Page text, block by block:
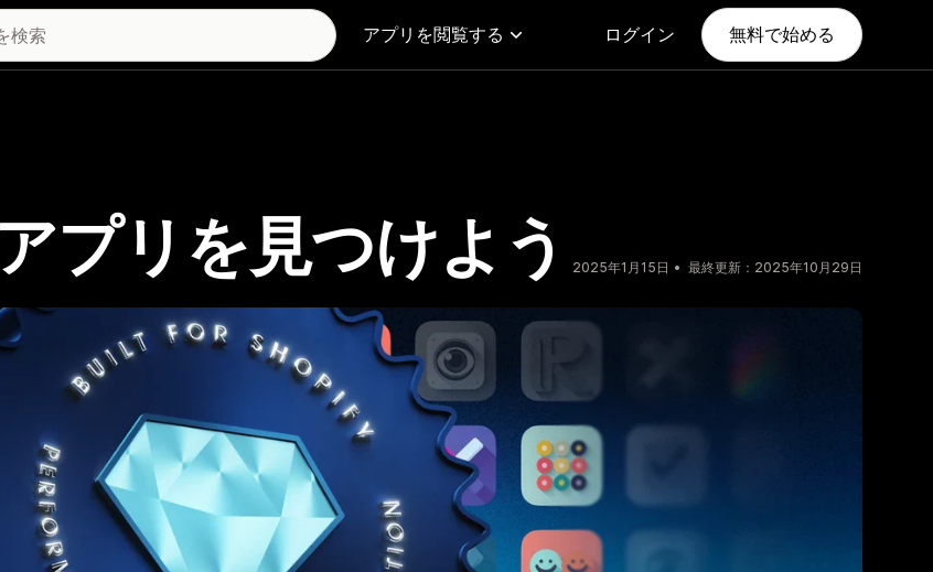
アプリを閲覧する ログイン 無料で始める
プリを見つけよう 2025年1月15日 最終更新：2025年10月29日